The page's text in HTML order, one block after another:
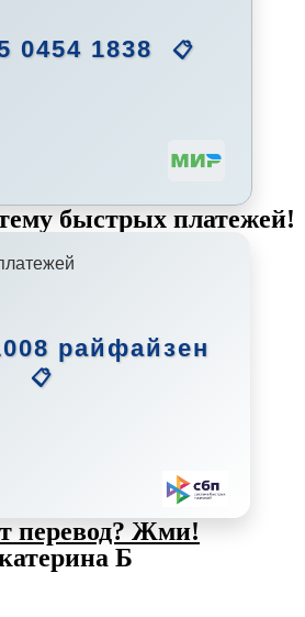
0454 1838 📋
быстрых платежей!
райфайзен
📋
перевод? Жми!
Б